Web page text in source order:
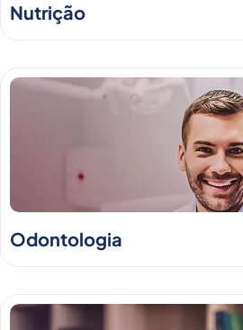
Nutrição
Odontologia